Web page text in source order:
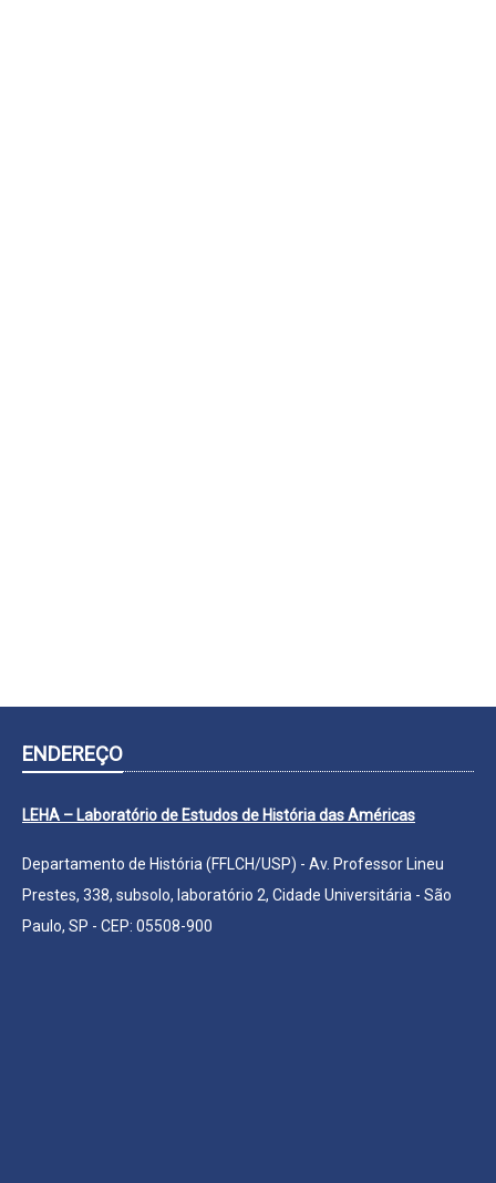
ENDEREÇO
LEHA – Laboratório de Estudos de História das Américas
Departamento de História (FFLCH/USP) - Av. Professor Lineu
Prestes, 338, subsolo, laboratório 2, Cidade Universitária - São
Paulo, SP - CEP: 05508-900